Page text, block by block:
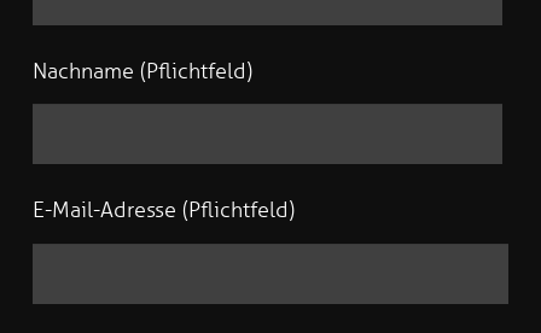
Nachname (Pflichtfeld)
E-Mail-Adresse (Pflichtfeld)